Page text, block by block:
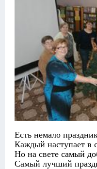
Есть немало
Каждый наступает в
Но на свете самый
Самый лучший